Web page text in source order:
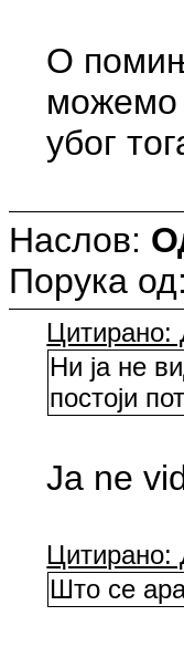
О
можемо
убог
Наслов:
Порука од:
Цитирано:
Ни ја не
постоји
Ja ne
Цитирано:
Што се